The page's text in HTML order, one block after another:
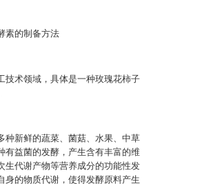
素的制备方法
技术领域，具体是一种玫瑰花柿子
种新鲜的蔬菜、菌菇、水果、中草
有益菌的发酵，产生含有丰富的维
生代谢产物等营养成分的功能性发
身的物质代谢，使得发酵原料产生